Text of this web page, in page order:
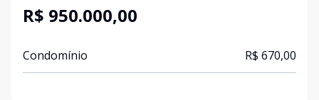
R$ 950.000,00
Condomínio R$ 670,00